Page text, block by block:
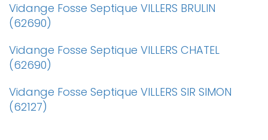
Vidange Fosse Septique VILLERS BRULIN
(62690)
Vidange Fosse Septique VILLERS CHATEL
(62690)
Vidange Fosse Septique VILLERS SIR SIMON
(62127)